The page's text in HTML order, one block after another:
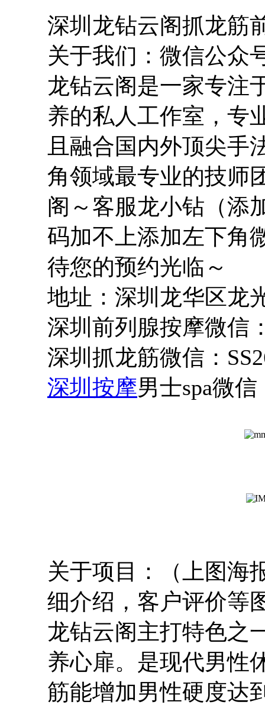
深圳龙钻云阁抓龙筋
关于我们：微信公众
龙钻云阁是一家专注
养的私人工作室，专
且融合国内外顶尖手
角领域最专业的技师
阁～客服龙小钻（添
码加不上添加左下角
待您的预约光临～
地址：深圳龙华区龙
深圳前列腺按摩微信
深圳抓龙筋微信：
深圳按摩男士spa微信
关于项目：（上图海
细介绍，客户评价等
龙钻云阁主打特色之
养心扉。是现代男性
筋能增加男性硬度达